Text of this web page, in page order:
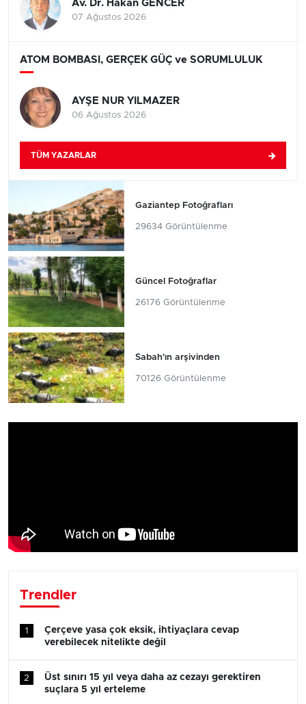
Av. Dr. Hakan GENCER
07 Ağustos 2026
ATOM BOMBASI, GERÇEK GÜÇ ve SORUMLULUK
AYŞE NUR YILMAZER
06 Ağustos 2026
TÜM YAZARLAR
Gaziantep Fotoğrafları
29634 Görüntülenme
Güncel Fotoğraflar
26176 Görüntülenme
Sabah'ın arşivinden
70126 Görüntülenme
Trendler
1
Çerçeve yasa çok eksik, ihtiyaçlara cevap
verebilecek nitelikte değil
2
Üst sınırı 15 yıl veya daha az cezayı gerektiren
suçlara 5 yıl erteleme